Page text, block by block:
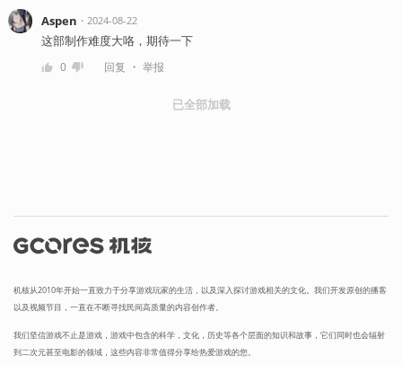
Aspen ・ 2024-08-22
这部制作难度大咯，期待一下
0 回复 ・ 举报
已全部加载
机核从2010年开始一直致力于分享游戏玩家的生活，以及深入探讨游戏相关的文化。我们开发原创的播客
以及视频节目，一直在不断寻找民间高质量的内容创作者。
我们坚信游戏不止是游戏，游戏中包含的科学，文化，历史等各个层面的知识和故事，它们同时也会辐射
到二次元甚至电影的领域，这些内容非常值得分享给热爱游戏的您。